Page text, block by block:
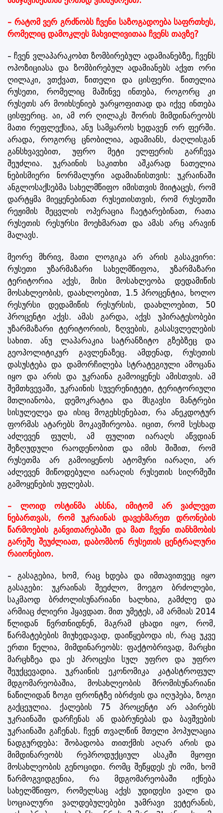
– რატომ ვერ გრძნობს ჩვენი საზოგადოება საფრთხეს,
რომელიც დამოკლეს მახვილივითაა ჩვენს თავზე?
– ჩვენ ვლაპარაკობთ ზომბირებულ ადამიანებზე, ჩვენს
ოპოზიციასა და ზომბირებულ ადამიანებს აქვთ ორი
ღილაკი, ვთქვათ, წითელი და ცისფერი. წითელია
რუსეთი, რომელიც მაშინვე ინთება, როგორც კი
რუსეთს არ მოიხსენიებ უარყოფითად და იქვე ინთება
ცისფერიც. აი, ამ ორ ღილაკს შორის მიმდინარეობს
მათი რეფლექსია, ანუ სამყაროს ხედავენ ორ ფერში.
არადა, როგორც ცნობილია, ადამიანს, ძაღლისგან
განსხვავებით, უფრო მეტი ელფერის გარჩევა
შეუძლია. უკრაინის საკითხი აშკარად ნათელია
ნებისმიერი ნორმალური ადამიანისთვის: უკრაინაში
ანგლოსაქსებმა სახელმწიფო იმისთვის მიიტაცეს, რომ
დარტყმა მიეყენებინათ რუსეთისთვის, რომ რუსეთში
რეჟიმის შეცვლის ოპერაცია ჩაეტარებინათ, რათა
რუსეთის რესურსი მოეხმარათ და ამას არც არავინ
მალავს.
მეორე მხრივ, მათი ლოგიკა არ არის გასაკვირი:
რუსეთი უზარმაზარი სახელმწიფოა, უზარმაზარი
ტერიტორია აქვს, მისი მოსახლეობა დედამიწის
მოსახლეობის, დაახლოებით, 1.5 პროცენტია, ხოლო
რესურსი დედამიწის რესურსის, დაახლოებით, 50
პროცენტი აქვს. ამას გარდა, აქვს უპირატესობები
უზარმაზარი ტერიტორიის, ზღვების, გასასვლელების
სახით. ანუ ლაპარაკია სატრანზიტო გზებზეც და
გეოპოლიტიკურ გავლენაზეც. ამდენად, რუსეთის
დასუსტება და დამორჩილება სტრატეგიული ამოცანა
იყო და არის და უკრაინა გამოიყენეს ამისთვის. ამ
შემთხვევაში, უკრაინის სუვერენიტეტი, ტერიტორიული
მთლიანობა, დემოკრატია და მსგავსი მანტრები
სისულელეა და ისიც მოგეხსენებათ, რა ანეკდოტურ
ფორმას ატარებს მოკავშირეობა. იცით, რომ სესხად
აძლევენ ფულს, ამ ფულით იარაღს აწვდიან
შეზღუდული რაოდენობით და იმის შიშით, რომ
რუსეთმა არ გამოიყენოს ატომური იარაღი, არ
აძლევენ მიწოდებული იარაღის რუსეთის სიღრმეში
გამოყენების უფლებას.
– ლოიდ ოსტინმა ახსნა, იმიტომ არ ვაძლევთ
ნებართვას, რომ უკრაინას დავეხმარეთ დრონების
წარმოების განვითარებაში და მათ ჩვენი თანხმობის
გარეშე შეუძლიათ, დაბომბონ რუსეთის ცენტრალური
რაიონებიო.
– გასაგებია, ხომ, რაც ხდება და იმთავითვეც იყო
გასაგები: უკრაინას შეეძლო, მოეგო ბრძოლები,
საკმაოდ ბრძოლისუნარიანი ხალხია, გამძლე და
არმიაც ძლიერი ჰყავდათ. მით უმეტეს, ამ არმიას 2014
წლიდან წვრთნიდნენ, მაგრამ ცხადი იყო, რომ,
წარმატებების მიუხედავად, დაიწყებოდა ის, რაც უკვე
ერთი წელია, მიმდინარეობს: ფაქტობრივად, მარცხი
მარცხზეა და ეს პროცესი სულ უფრო და უფრო
შეუქცევადია. უკრაინის ეკონომიკა კატასტროფულ
მდგომარეობაშია, მოსახლეობის შრომისუნარიანი
ნაწილიდან ზოგი ფრონტზე იბრძვის და იღუპება, ზოგი
გაქცეულია. ქალების 75 პროცენტი არ აპირებს
უკრაინაში დარჩენას ან დაბრუნებას და ბავშვების
უკრაინაში გაჩენას. ჩვენ თვალწინ მთელი პოპულაცია
ნადგურდება: შობადობა თითქმის აღარ არის და
მიმდინარეობს რეპროდუქციულ ასაკში მყოფი
მოსახლეობის გენოციდი. რომც შეწყდეს ეს ომი, ხომ
წარმოგვიდგენია, რა მდგომარეობაში იქნება
სახელმწიფო, რომელსაც აქვს უდიდესი ვალი და
სოციალური ვალდებულებები უამრავი ვეტერანის,